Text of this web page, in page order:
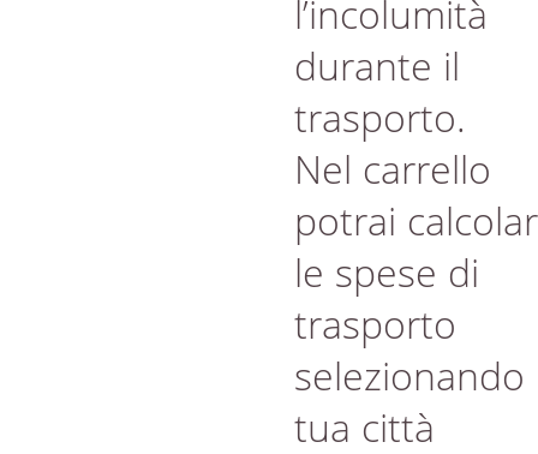
l’incolumità
durante il
trasporto.
Nel carrello
potrai
le spese di
trasporto
selezionando
tua città